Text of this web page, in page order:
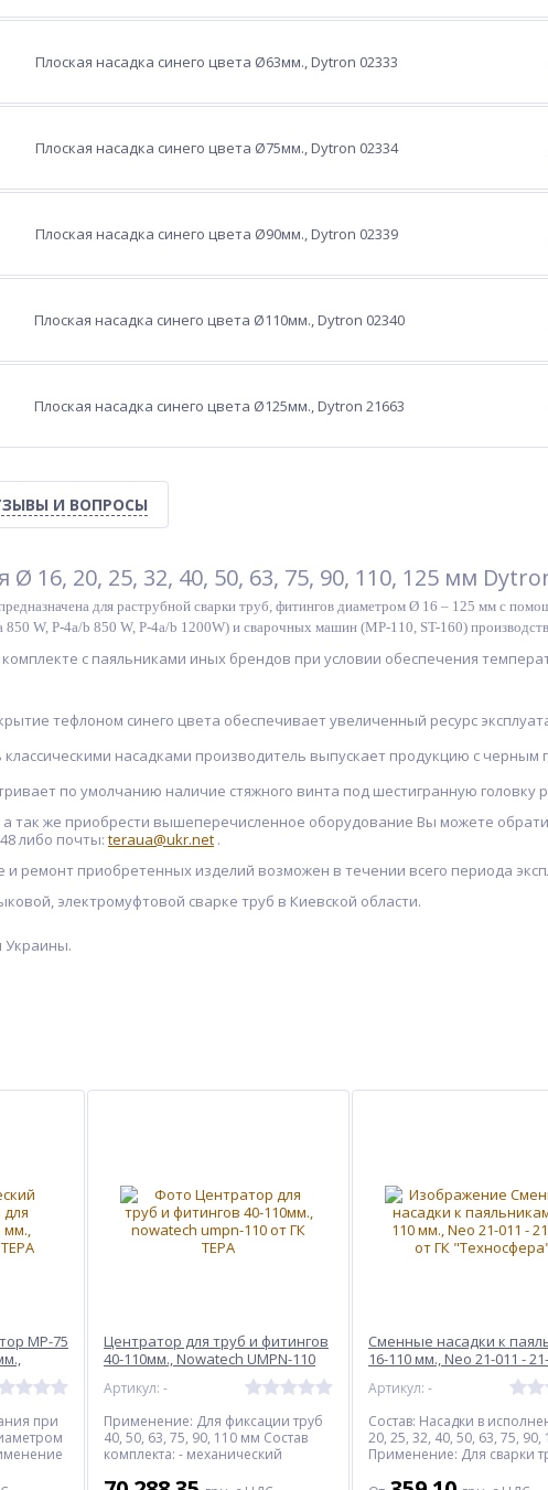
Плоская насадка синего цвета Ø63мм., Dytron 02333
Плоская насадка синего цвета Ø75мм., Dytron 02334
Плоская насадка синего цвета Ø90мм., Dytron 02339
Плоская насадка синего цвета Ø110мм., Dytron 02340
Плоская насадка синего цвета Ø125мм., Dytron 21663
И ВОПРОСЫ
Ø 16, 20, 25, 32, 40, 50, 63, 75, 90, 110, 125 мм
предназначена для раструбной сварки труб, фитингов диаметром Ø 16 – 125 мм с
850 W, P-4a/b 850 W, P-4a/b 1200W) и сварочных машин (MP-110, ST-160)
c паяльниками иных брендов при условии обеспечения
тефлоном синего цвета обеспечивает увеличенный ресурс
насадками производитель выпускает продукцию с черным
по умолчанию наличие стяжного винта под шестигранную головку
а так же приобрести вышеперечисленное оборудование Вы можете
либо почты: teraua@ukr.net .
и ремонт приобретенных изделий возможен в течении всего периода
электромуфтовой сварке труб в Киевской области.
Украины.
MP-75
при
Центратор для труб и фитингов
40-110мм., Nowatech UMPN-110
Артикул: -
Применение: Для фиксации труб
40, 50, 63, 75, 90, 110 мм Состав
комплекта: - механический
Сменные насадки к
16-110 мм., Neo 21-011 -
Артикул: -
Состав: Насадки в
20, 25, 32, 40, 50, 63, 75,
Применение: Для сварки